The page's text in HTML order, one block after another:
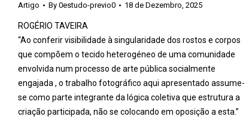
Artigo By 0estudo-previo0 18 de Dezembro, 2025
ROGÉRIO TAVEIRA
“Ao conferir visibilidade à singularidade dos rostos e corpos
que compõem o tecido heterogéneo de uma comunidade
envolvida num processo de arte pública socialmente
engajada , o trabalho fotográfico aqui apresentado assume-
se como parte integrante da lógica coletiva que estrutura a
criação participada, não se colocando em oposição a esta.”